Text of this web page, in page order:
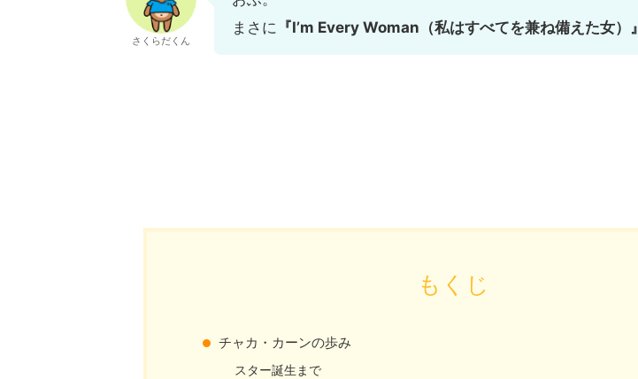
さくらだくん
まさに 『I’m Every Woman（私はすべてを兼ね備えた女）』
もくじ
チャカ・カーンの歩み
スター誕生まで